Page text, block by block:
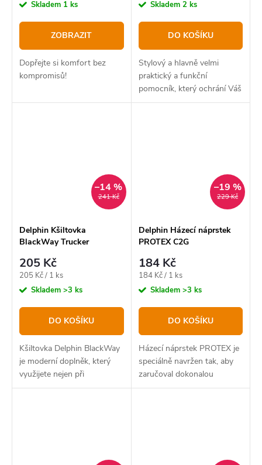
cena:Skladem 1 ks
ZOBRAZIT
Dopřejte si komfort bez
kompromisů!
cena:Skladem 2 ks
DO KOŠÍKU
Stylový a hlavně velmi
praktický a funkční
pomocník, který ochrání Váš
prst před pořezáním během
241 Kč
–14 %
Delphin Kšiltovka
BlackWay Trucker
205 Kč
Měrná
cena:
205 Kč / 1 ks
Skladem >3 ks
DO KOŠÍKU
Kšiltovka Delphin BlackWay
je moderní doplněk, který
využijete nejen při
vycházkách k vodě. Jedná se
229 Kč
–19 %
Delphin Házecí náprstek
PROTEX C2G
184 Kč
Měrná
cena:
184 Kč / 1 ks
Skladem >3 ks
DO KOŠÍKU
Házecí náprstek PROTEX je
speciálně navržen tak, aby
zaručoval dokonalou
ochranu před pořezáním